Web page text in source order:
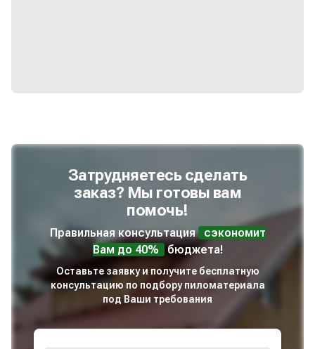
Затрудняетесь сделать
заказ? Мы готовы вам
помочь!
Правильная консультация
сэкономит
Вам до 40%
бюджета!
Оставьте заявку и получите бесплатную
консультацию по подбору пиломатериала
под Ваши требования